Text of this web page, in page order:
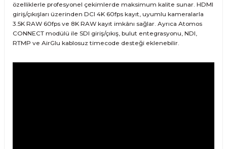
özelliklerle profesyonel çekimlerde maksimum kalite sunar. HDMI
giriş/çıkışları üzerinden DCI 4K 60fps kayıt, uyumlu kameralarla
3.5K RAW 60fps ve 8K RAW kayıt imkânı sağlar. Ayrıca Atomos
CONNECT modülü ile SDI giriş/çıkış, bulut entegrasyonu, NDI,
RTMP ve AirGlu kablosuz timecode desteği eklenebilir.